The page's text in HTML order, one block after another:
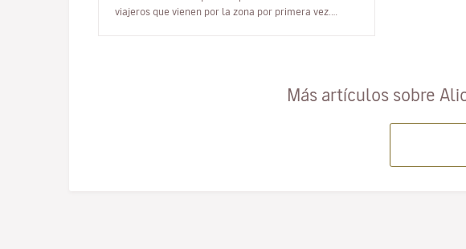
viajeros que vienen por la zona por primera vez.
Más artículos sobre